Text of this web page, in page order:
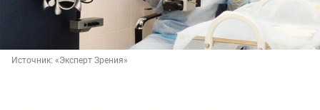
Источник: «Эксперт Зрения»